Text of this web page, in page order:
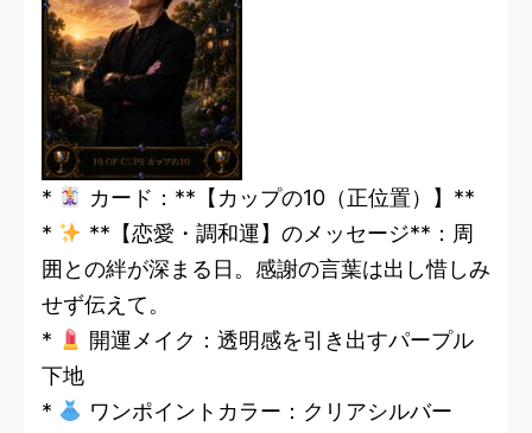
*
カード：**【カップの10（正位置）】**
*
**【恋愛・調和運】のメッセージ**：周
囲との絆が深まる日。感謝の言葉は出し惜しみ
せず伝えて。
*
開運メイク：透明感を引き出すパープル
下地
*
ワンポイントカラー：クリアシルバー